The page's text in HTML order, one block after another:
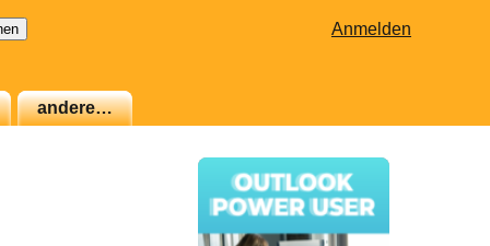
Anmelden
andere…